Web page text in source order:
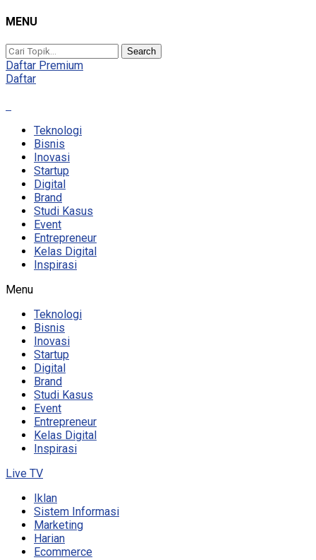
MENU
Search
Daftar Premium
Daftar
Teknologi
Bisnis
Inovasi
Startup
Digital
Brand
Studi Kasus
Event
Entrepreneur
Kelas Digital
Inspirasi
Menu
Teknologi
Bisnis
Inovasi
Startup
Digital
Brand
Studi Kasus
Event
Entrepreneur
Kelas Digital
Inspirasi
Live TV
Iklan
Sistem Informasi
Marketing
Harian
Ecommerce